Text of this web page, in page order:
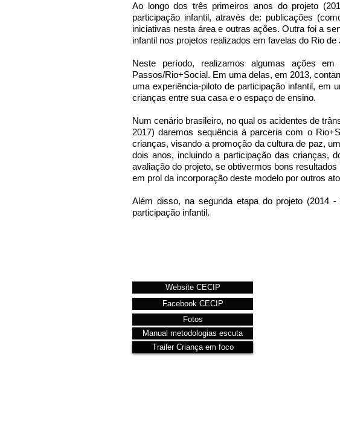
Ao longo dos três primeiros anos do projeto
participação infantil, através de: publicações
iniciativas nesta área e outras ações. Outra foi a
infantil nos projetos realizados em favelas do Rio de
Neste período, realizamos algumas ações
Passos/Rio+Social. Em uma delas, em 2013,
uma experiência-piloto de participação infantil, em
crianças entre sua casa e o espaço de ensino.
Num cenário brasileiro, no qual os acidentes de
2017) daremos sequência à parceria com o
crianças, visando a promoção da cultura de paz,
dois anos, incluindo a participação das crianças,
avaliação do projeto, se obtivermos bons
em prol da incorporação deste modelo por outros
Além disso, na segunda etapa do projeto (2014
participação infantil.
Website CECIP
Facebook CECIP
Fotos
Manual metodologias escuta
Trailer Criança em foco